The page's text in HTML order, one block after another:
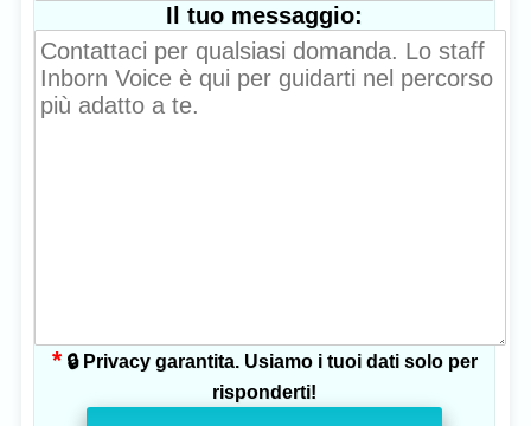
Il tuo messaggio:
*🔒 Privacy garantita. Usiamo i tuoi dati solo per
risponderti!